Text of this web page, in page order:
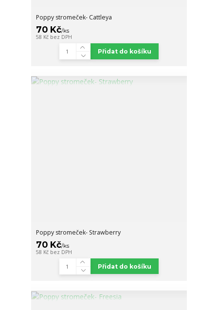
Poppy stromeček- Cattleya
70 Kč/ks
58 Kč bez DPH
Přidat do košíku
Poppy stromeček- Strawberry
70 Kč/ks
58 Kč bez DPH
Přidat do košíku